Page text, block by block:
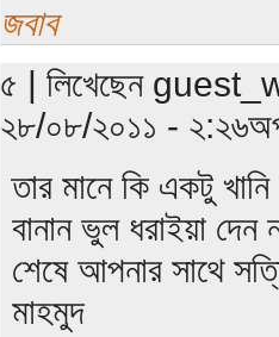
জবাব
৫ | লিখেছেন
২৮/০৮/২০১১ -
তার মানে কি একটু
বানান ভুল ধরাইয়া
শেষে আপনার সাথে
মাহমুদ